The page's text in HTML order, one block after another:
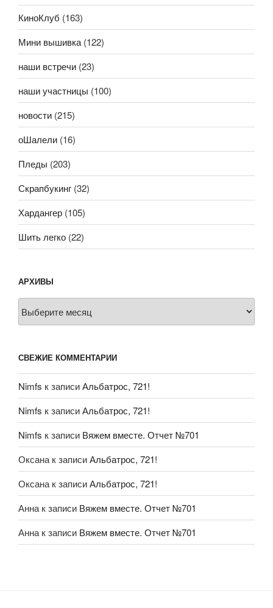
КиноКлуб (163)
Мини вышивка (122)
наши встречи (23)
наши участницы (100)
новости (215)
оШалели (16)
Пледы (203)
Скрапбукинг (32)
Хардангер (105)
Шить легко (22)
АРХИВЫ
СВЕЖИЕ КОММЕНТАРИИ
Nimfs к записиАльбатрос, 721!
Nimfs к записиАльбатрос, 721!
Nimfs к записи Вяжем вместе. Отчет №701
Оксана к записиАльбатрос, 721!
Оксана к записиАльбатрос, 721!
Анна к записи Вяжем вместе. Отчет №701
Анна к записи Вяжем вместе. Отчет №701